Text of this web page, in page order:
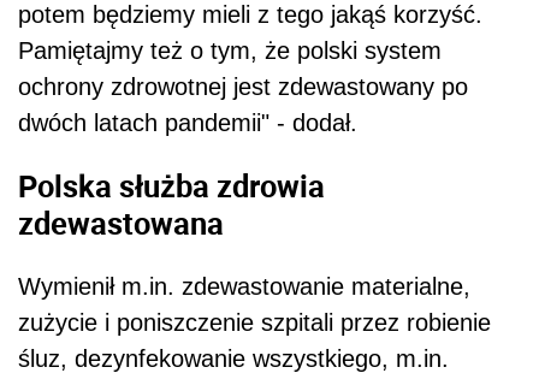
potem będziemy mieli z tego jakąś korzyść.
Pamiętajmy też o tym, że polski system
ochrony zdrowotnej jest zdewastowany po
dwóch latach pandemii" - dodał.
Polska służba zdrowia
zdewastowana
Wymienił m.in. zdewastowanie materialne,
zużycie i poniszczenie szpitali przez robienie
śluz, dezynfekowanie wszystkiego, m.in.